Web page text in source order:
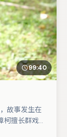
99:40
故事发生在
擅长群戏与